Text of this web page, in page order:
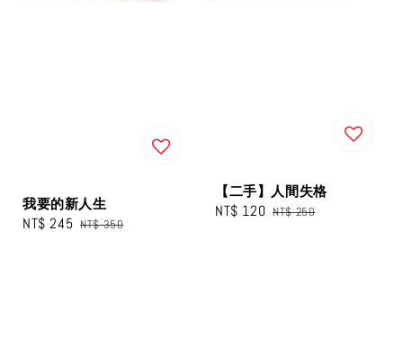
我要的新人生
Sale
NT$ 245 Regular
NT$ 350
【二手】人間失格
Sale
NT$ 120 Regular
NT$ 250